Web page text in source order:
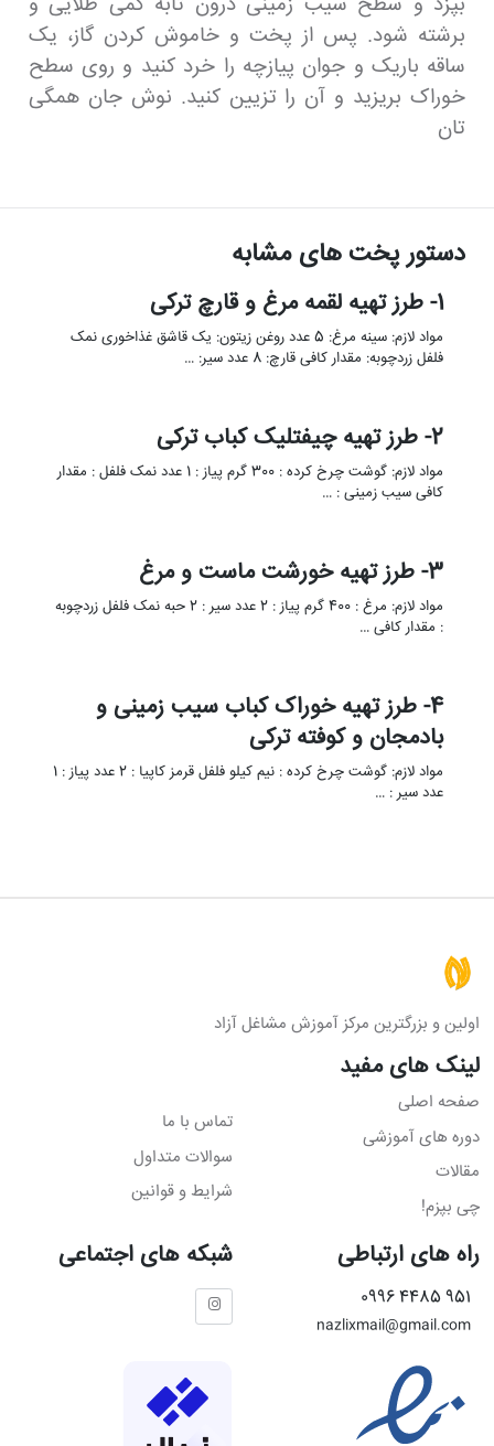
برشته شود. پس از پخت و خاموش کردن گاز، یک
ساقه باریک و جوان پیازچه را خرد کنید و روی سطح
خوراک بریزید و آن را تزیین کنید. نوش جان همگی
تان
دستور پخت های مشابه
1- طرز تهیه لقمه مرغ و قارچ ترکی
مواد لازم: سینه مرغ: 5 عدد روغن زیتون: یک قاشق غذاخوری نمک
فلفل زردچوبه: مقدار کافی قارچ: 8 عدد سیر: …
2- طرز تهیه چیفتلیک کباب ترکی
مواد لازم: گوشت چرخ کرده : 300 گرم پیاز : 1 عدد نمک فلفل : مقدار
کافی سیب زمینی : …
3- طرز تهیه خورشت ماست و مرغ
مواد لازم: مرغ : 400 گرم پیاز : 2 عدد سیر : 2 حبه نمک فلفل زردچوبه
: مقدار کافی …
4- طرز تهیه خوراک کباب سیب زمینی و
بادمجان و کوفته ترکی
مواد لازم: گوشت چرخ کرده : نیم کیلو فلفل قرمز کاپیا : 2 عدد پیاز : 1
عدد سیر : …
اولین و بزرگترین مرکز آموزش مشاغل آزاد
لینک های مفید
صفحه اصلی
دوره های آموزشی
مقالات
چی بپزم!
تماس با ما
سوالات متداول
شرایط و قوانین
راه های ارتباطی
951 4485 0996
nazlixmail@gmail.com
شبکه های اجتماعی